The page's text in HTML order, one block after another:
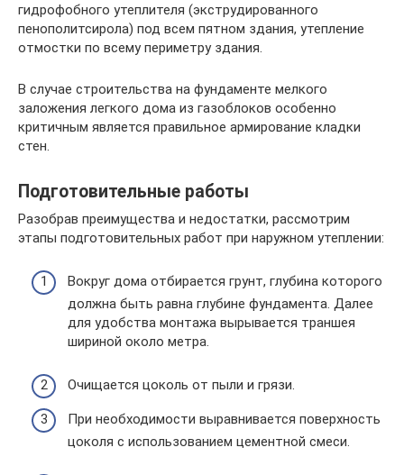
гидрофобного утеплителя (экструдированного
пенополитсирола) под всем пятном здания, утепление
отмостки по всему периметру здания.
В случае строительства на фундаменте мелкого
заложения легкого дома из газоблоков особенно
критичным является правильное армирование кладки
стен.
Подготовительные работы
Разобрав преимущества и недостатки, рассмотрим
этапы подготовительных работ при наружном утеплении:
Вокруг дома отбирается грунт, глубина которого
должна быть равна глубине фундамента. Далее
для удобства монтажа вырывается траншея
шириной около метра.
Очищается цоколь от пыли и грязи.
При необходимости выравнивается поверхность
цоколя с использованием цементной смеси.